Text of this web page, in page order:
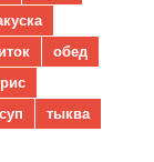
обед
рис
тыква